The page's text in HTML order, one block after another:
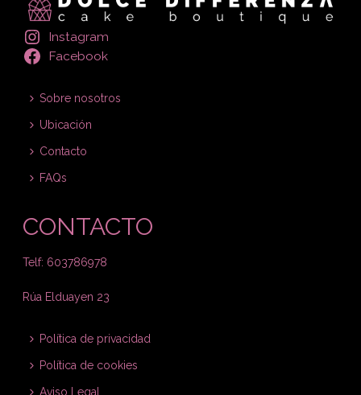
Instagram
Facebook
Sobre nosotros
Ubicación
Contacto
FAQs
CONTACTO
Telf: 603786978
Rúa Elduayen 23
Política de privacidad
Política de cookies
Aviso Legal